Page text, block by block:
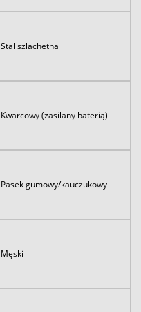
Stal szlachetna
Kwarcowy (zasilany baterią)
Pasek gumowy/kauczukowy
Męski